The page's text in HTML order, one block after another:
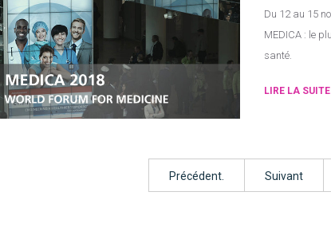
Du 12 au 15 novembre 2018, Dedienne Santé sera présente au congrès
MEDICA : le
santé.
LIRE LA
Précédent. Suivant